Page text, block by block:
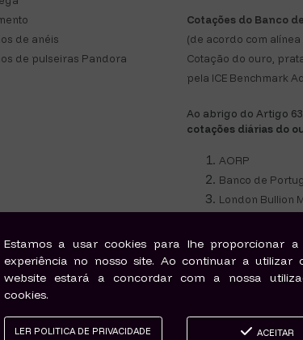
de anéis
de pulseiras Pandora
Cotações do Banco
(de acordo com alínea
Cotação do ouro,
pela ICE Benchmark
Ao abrigo do Artigo
cotações diárias do
AORP
Banco de
London Bullion
pela Joalharia Dama D'Ouro são novos, genuínos e com Garantia
comercializados Joalharia Dama D'Ouro estão em conformidade com
CAE 47770.Titulo de actividade Retalhista de Ourivesaria-Site
©2018 Maria João & Pires Lda. | Powered by
Estamos a usar cookies para lhe proporcionar a
experiência no nosso site. Ao continuar a utilizar
website estará a concordar com a nossa
cookies.
LER POLITICA DE PRIVACIDADE ACEITAR